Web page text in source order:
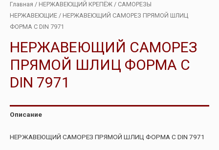
Главная / НЕРЖАВЕЮЩИЙ КРЕПЁЖ / САМОРЕЗЫ
НЕРЖАВЕЮЩИЕ / НЕРЖАВЕЮЩИЙ САМОРЕЗ ПРЯМОЙ ШЛИЦ
ФОРМА С DIN 7971
НЕРЖАВЕЮЩИЙ САМОРЕЗ
ПРЯМОЙ ШЛИЦ ФОРМА С
DIN 7971
Описание
НЕРЖАВЕЮЩИЙ САМОРЕЗ ПРЯМОЙ ШЛИЦ ФОРМА С DIN 7971